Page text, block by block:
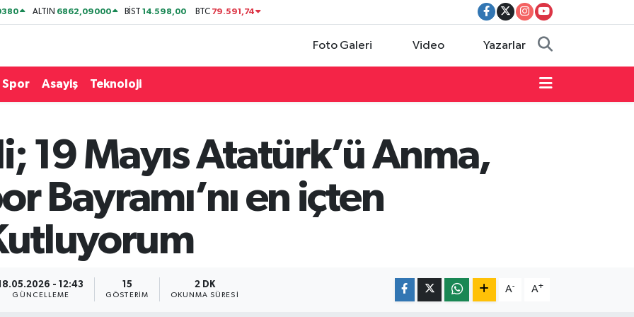
ALTIN 6862,09000 BİST14.598,00 BTC 79.591,74
Foto Galeri Video Yazarlar
Spor Asayiş Teknoloji
19 Mayıs Atatürk’ü Anma,
Bayramı’nı en içten
- 12:43
GÜNCELLEME
15
GÖSTERIM
2 DK
OKUNMA SÜRESI
A- A+